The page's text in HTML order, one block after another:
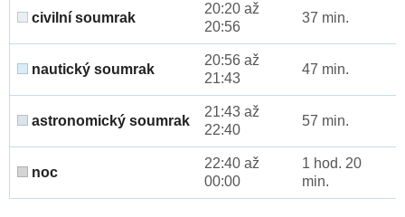
civilní soumrak
20:20 až
20:56
37 min.
nautický soumrak
20:56 až
21:43
47 min.
astronomický soumrak
21:43 až
22:40
57 min.
noc
22:40 až
00:00
1 hod. 20
min.